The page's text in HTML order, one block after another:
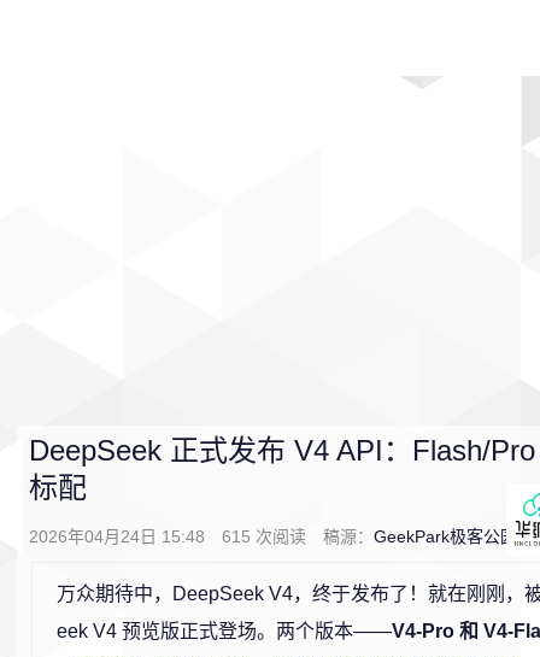
DeepSeek 正式发布 V4 API：Flash/
标配
2026年04月24日 15:48 615 次阅读 稿源： GeekPark极客公园
万众期待中，DeepSeek V4，终于发布了！就在刚刚，
eek V4 预览版正式登场。两个版本——V4-Pro 和 V4-